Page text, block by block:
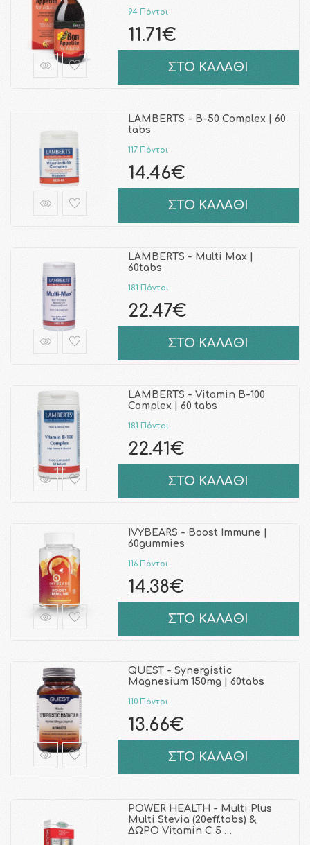
94 Πόντοι
11.71€
ΣΤΟ ΚΑΛΑΘΙ
LAMBERTS - B-50 Complex | 60
tabs
117 Πόντοι
14.46€
ΣΤΟ ΚΑΛΑΘΙ
LAMBERTS - Multi Max |
60tabs
181 Πόντοι
22.47€
ΣΤΟ ΚΑΛΑΘΙ
LAMBERTS - Vitamin B-100
Complex | 60 tabs
181 Πόντοι
22.41€
ΣΤΟ ΚΑΛΑΘΙ
IVYBEARS - Boost Immune |
60gummies
116 Πόντοι
14.38€
ΣΤΟ ΚΑΛΑΘΙ
QUEST - Synergistic
Magnesium 150mg | 60tabs
110 Πόντοι
13.66€
ΣΤΟ ΚΑΛΑΘΙ
POWER HEALTH - Multi Plus
Multi Stevia (20eff.tabs) &
ΔΩΡΟ Vitamin C 5 …